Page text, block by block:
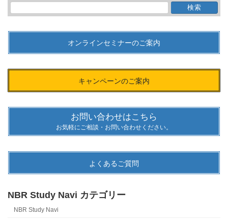
検
索:
オンラインセミナーのご案内
キャンペーンのご案内
お問い合わせはこちら
お気軽にご相談・お問い合わせください。
よくあるご質問
NBR Study Navi カテゴリー
NBR Study Navi